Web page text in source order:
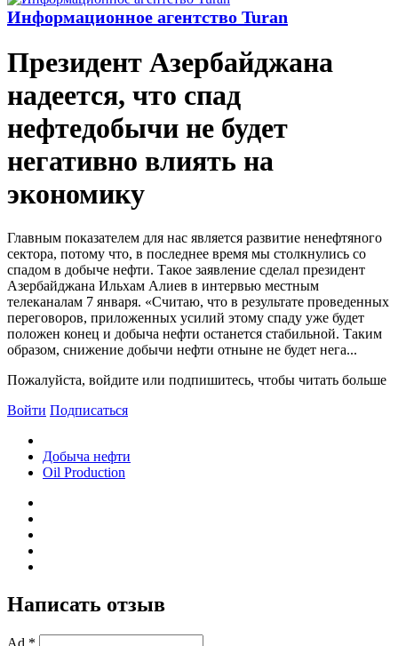
Информационное агентство Turan
Президент Азербайджана
надеется, что спад
нефтедобычи не будет
негативно влиять на
экономику
Главным показателем для нас является развитие ненефтяного
сектора, потому что, в последнее время мы столкнулись со
спадом в добыче нефти. Такое заявление сделал президент
Азербайджана Ильхам Алиев в интервью местным
телеканалам 7 января. «Считаю, что в результате проведенных
переговоров, приложенных усилий этому спаду уже будет
положен конец и добыча нефти останется стабильной. Таким
образом, снижение добычи нефти отныне не будет нега...
Пожалуйста, войдите или подпишитесь, чтобы читать больше
Войти Подписаться
Добыча нефти
Oil Production
Написать отзыв
Ad *